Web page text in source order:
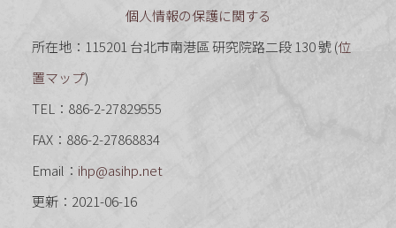
個人情報の保護に関する
所在地：115201 台北市南港區 研究院路二段 130 號 (位
置マップ)
TEL：886-2-27829555
FAX：886-2-27868834
Email： ihp@asihp.net
更新：2021-06-16